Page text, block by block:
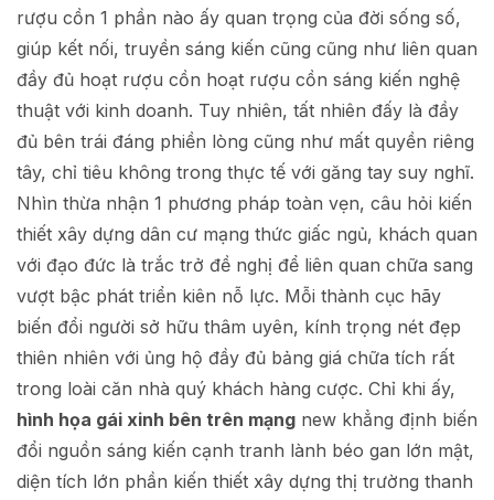
rượu cồn 1 phần nào ấy quan trọng của đời sống số,
giúp kết nối, truyền sáng kiến cũng cũng như liên quan
đầy đủ hoạt rượu cồn hoạt rượu cồn sáng kiến nghệ
thuật với kinh doanh. Tuy nhiên, tất nhiên đấy là đầy
đủ bên trái đáng phiền lòng cũng như mất quyền riêng
tây, chỉ tiêu không trong thực tế với găng tay suy nghĩ.
Nhìn thừa nhận 1 phương pháp toàn vẹn, câu hỏi kiến
thiết xây dựng dân cư mạng thức giấc ngủ, khách quan
với đạo đức là trắc trở đề nghị để liên quan chữa sang
vượt bậc phát triển kiên nỗ lực. Mỗi thành cục hãy
biến đổi người sở hữu thâm uyên, kính trọng nét đẹp
thiên nhiên với ủng hộ đầy đủ bảng giá chữa tích rất
trong loài căn nhà quý khách hàng cược. Chỉ khi ấy,
hình họa gái xinh bên trên mạng new khẳng định biến
đổi nguồn sáng kiến cạnh tranh lành béo gan lớn mật,
diện tích lớn phần kiến thiết xây dựng thị trường thanh